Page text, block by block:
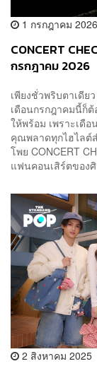
1 กรกฎาคม 2026
CONCERT
กรกฎาคม 2026
เพียงชั่วพริบตาเดีย
เดือนกรกฎาคมนี้ก็ต้
ให้พร้อม เพราะเดื
คุณพลาดทุกไฮไลต์
โพย CONCERT
แฟนคอนเสิร์ตของ
2 สิงหาคม 2025